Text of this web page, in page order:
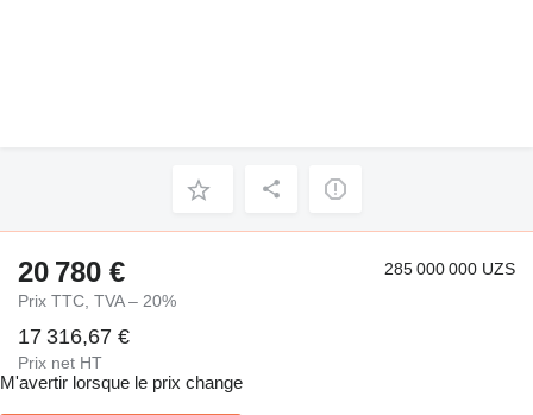
20 780 €
Prix TTC, TVA – 20%
285 000 000 UZS
17 316,67 €
Prix net HT
M'avertir lorsque le prix change